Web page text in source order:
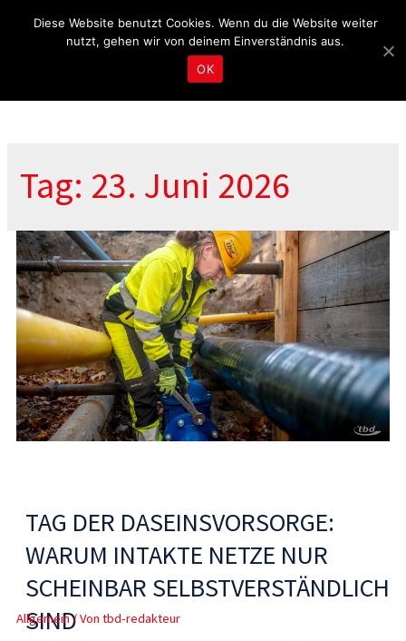
Tag: 23. Juni 2026
TAG DER DASEINSVORSORGE:
WARUM INTAKTE NETZE NUR
SCHEINBAR SELBSTVERSTÄNDLICH
SIND
Allgemein/ Von tbd-redakteur
Diese Website benutzt Cookies. Wenn du die Website weiter
nutzt, gehen wir von deinem Einverständnis aus.
OK